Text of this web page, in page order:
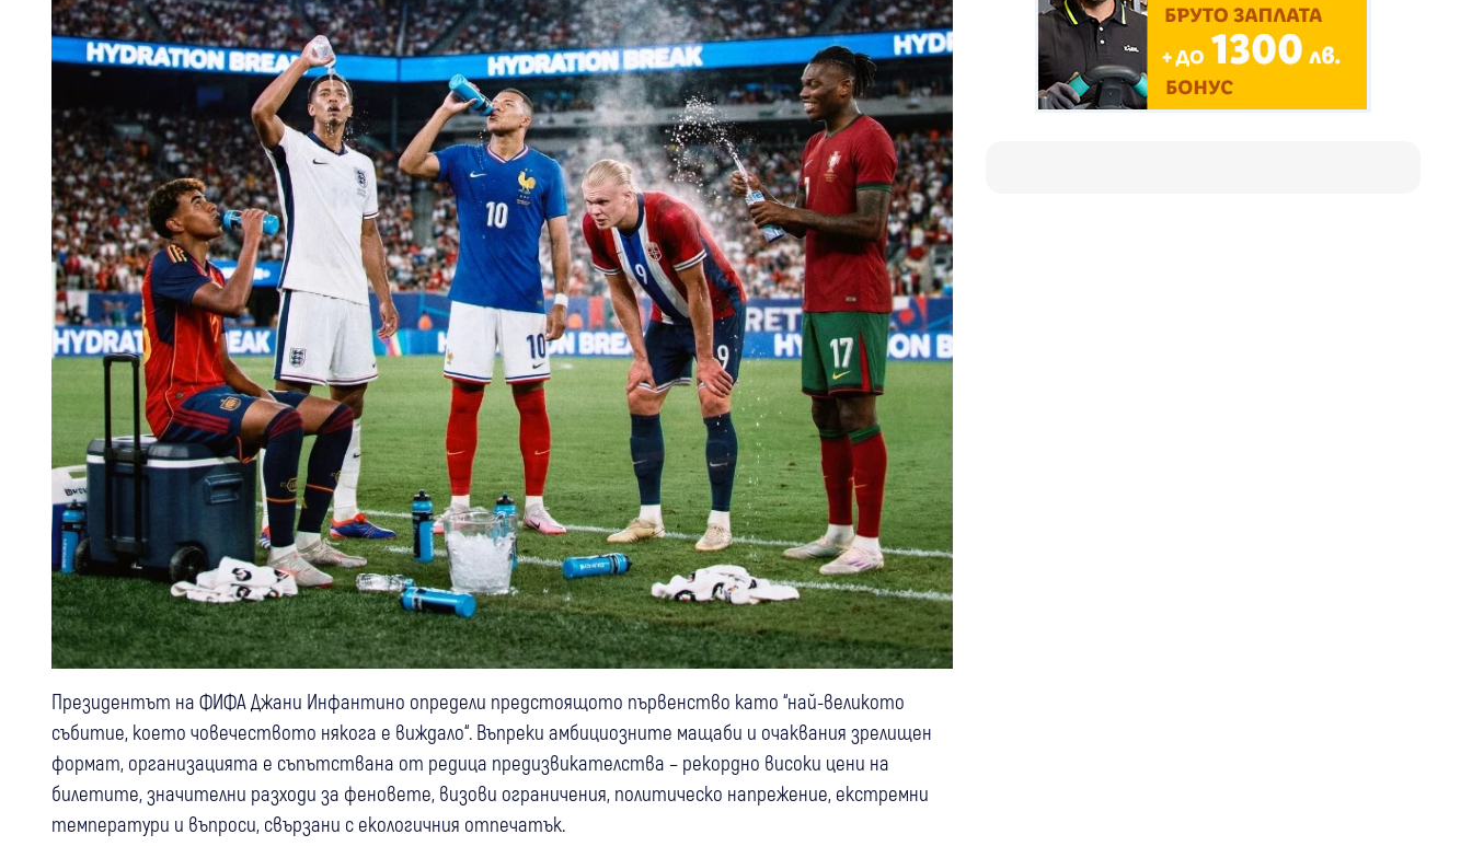
Президентът на ФИФА Джани Инфантино определи предстоящото първенство като “най-великото
събитие, което човечеството някога е виждало“. Въпреки амбициозните мащаби и очаквания зрелищен
формат, организацията е съпътствана от редица предизвикателства – рекордно високи цени на
билетите, значителни разходи за феновете, визови ограничения, политическо напрежение, екстремни
температури и въпроси, свързани с екологичния отпечатък.